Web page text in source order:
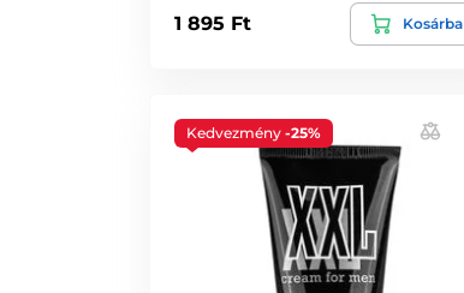
1 895 Ft Kosárba
Kedvezmény -25%